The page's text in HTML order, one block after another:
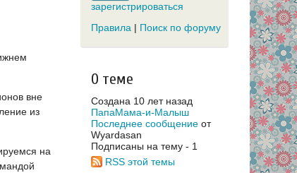
вне
из
на
зарегистрироваться
Правила | Поиск по форуму
О теме
Создана 10 лет назад
ПапаМама-и-Малыш
Последнее сообщение от
Wyardasan
Подписаны на тему - 1
RSS этой темы